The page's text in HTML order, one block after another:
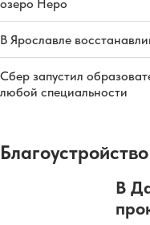
озеро Неро
В Ярославле
Сбер запустил
любой специальности
Благоустройство
В